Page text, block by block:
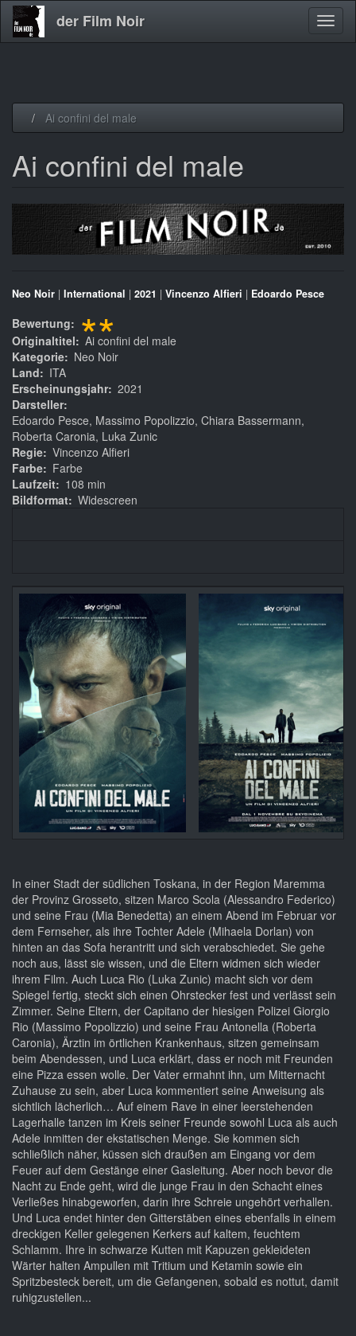
der Film Noir
Ai confini del male
Ai confini del male
Neo Noir | International | 2021 | Vincenzo Alfieri | Edoardo Pesce
Bewertung **
Originaltitel
Ai confini del male
Kategorie
Neo Noir
Land
ITA
Erscheinungsjahr 2021
Darsteller
Edoardo Pesce, Massimo Popolizzio, Chiara Bassermann,
Roberta Caronia, Luka Zunic
Regie Vincenzo Alfieri
Farbe
Farbe
Laufzeit
108 min
Bildformat Widescreen
In einer Stadt der südlichen Toskana, in der Region Maremma
der Provinz Grosseto, sitzen Marco Scola (Alessandro Federico)
und seine Frau (Mia Benedetta) an einem Abend im Februar vor
dem Fernseher, als ihre Tochter Adele (Mihaela Dorlan) von
hinten an das Sofa herantritt und sich verabschiedet. Sie gehe
noch aus, lässt sie wissen, und die Eltern widmen sich wieder
ihrem Film. Auch Luca Rio (Luka Zunic) macht sich vor dem
Spiegel fertig, steckt sich einen Ohrstecker fest und verlässt sein
Zimmer. Seine Eltern, der Capitano der hiesigen Polizei Giorgio
Rio (Massimo Popolizzio) und seine Frau Antonella (Roberta
Caronia), Ärztin im örtlichen Krankenhaus, sitzen gemeinsam
beim Abendessen, und Luca erklärt, dass er noch mit Freunden
eine Pizza essen wolle. Der Vater ermahnt ihn, um Mitternacht
Zuhause zu sein, aber Luca kommentiert seine Anweisung als
sichtlich lächerlich… Auf einem Rave in einer leerstehenden
Lagerhalle tanzen im Kreis seiner Freunde sowohl Luca als auch
Adele inmitten der ekstatischen Menge. Sie kommen sich
schließlich näher, küssen sich draußen am Eingang vor dem
Feuer auf dem Gestänge einer Gasleitung. Aber noch bevor die
Nacht zu Ende geht, wird die junge Frau in den Schacht eines
Verließes hinabgeworfen, darin ihre Schreie ungehört verhallen.
Und Luca endet hinter den Gitterstäben eines ebenfalls in einem
dreckigen Keller gelegenen Kerkers auf kaltem, feuchtem
Schlamm. Ihre in schwarze Kutten mit Kapuzen gekleideten
Wärter halten Ampullen mit Tritium und Ketamin sowie ein
Spritzbesteck bereit, um die Gefangenen, sobald es nottut, damit
ruhigzustellen...